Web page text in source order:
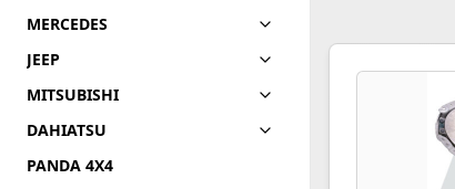
MERCEDES
JEEP
MITSUBISHI
DAHIATSU
PANDA 4X4